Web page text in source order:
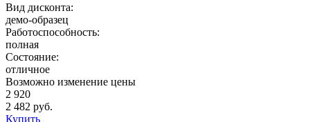
Вид дисконта:
демо-образец
Работоспособность:
полная
Состояние:
отличное
Возможно изменение цены
2 920
2 482 руб.
Купить